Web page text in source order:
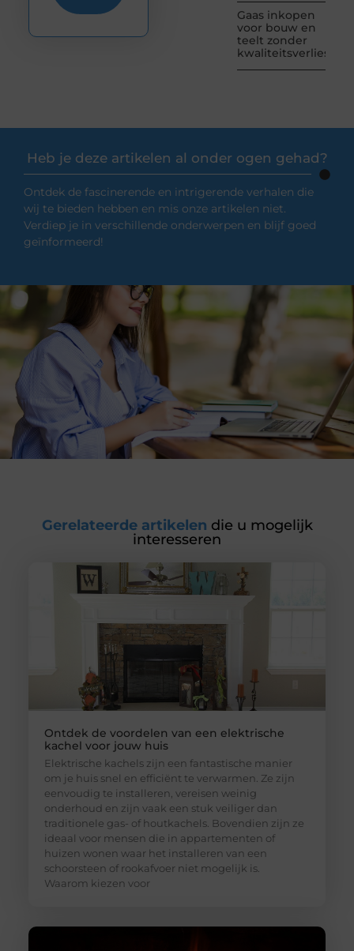
Gaas inkopen
voor bouw en
teelt zonder
kwaliteitsverlies
Heb je deze artikelen al onder ogen gehad?
Ontdek de fascinerende en intrigerende verhalen die
wij te bieden hebben en mis onze artikelen niet.
Verdiep je in verschillende onderwerpen en blijf goed
geïnformeerd!
Gerelateerde artikelen die u mogelijk
interesseren
Ontdek de voordelen van een elektrische
kachel voor jouw huis
Elektrische kachels zijn een fantastische manier
om je huis snel en efficiënt te verwarmen. Ze zijn
eenvoudig te installeren, vereisen weinig
onderhoud en zijn vaak een stuk veiliger dan
traditionele gas- of houtkachels. Bovendien zijn ze
ideaal voor mensen die in appartementen of
huizen wonen waar het installeren van een
schoorsteen of rookafvoer niet mogelijk is.
Waarom kiezen voor